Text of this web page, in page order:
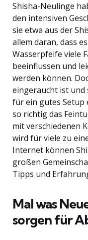
Shisha-Neulinge
den intensiven
sie etwa aus der
allem daran, dass
Wasserpfeife viele
beeinflussen und
werden können.
eingeraucht ist und
für ein gutes Setup
so richtig das
mit verschiedenen
wird für viele zu
Internet können
großen
Tipps und
Mal was
sorgen für